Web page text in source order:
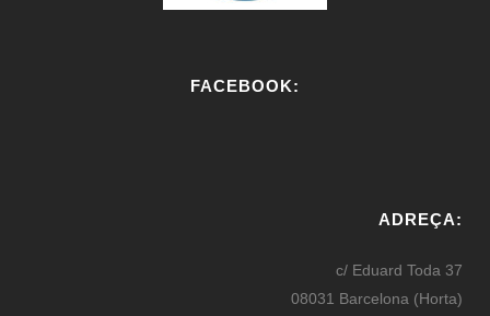
FACEBOOK:
ADREÇA:
c/ Eduard Toda 37
08031 Barcelona (Horta)